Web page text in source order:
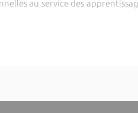
au service des